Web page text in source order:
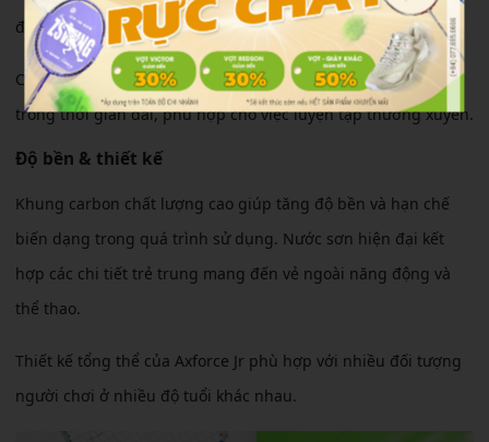
đi sâu cuối sân.
Cảm giác cầm nắm nhẹ nhàng, ít gây mỏi cổ tay khi chơi
trong thời gian dài, phù hợp cho việc luyện tập thường xuyên.
Độ bền & thiết kế
Khung carbon chất lượng cao giúp tăng độ bền và hạn chế
biến dạng trong quá trình sử dụng. Nước sơn hiện đại kết
hợp các chi tiết trẻ trung mang đến vẻ ngoài năng động và
thể thao.
Thiết kế tổng thể của Axforce Jr phù hợp với nhiều đối tượng
người chơi ở nhiều độ tuổi khác nhau.